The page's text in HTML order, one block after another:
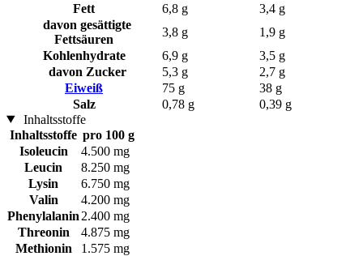
Fett
6,8 g
3,4 g
davon gesättigte
Fettsäuren
3,8 g
1,9 g
Kohlenhydrate
6,9 g
3,5 g
davon Zucker
5,3 g
2,7 g
Eiweiß
75 g
38 g
Salz
0,78 g
0,39 g
Inhaltsstoffe
Inhaltsstoffe pro 100 g
Isoleucin
4.500 mg
Leucin
8.250 mg
Lysin
6.750 mg
Valin
4.200 mg
Phenylalanin 2.400 mg
Threonin
4.875 mg
Methionin
1.575 mg